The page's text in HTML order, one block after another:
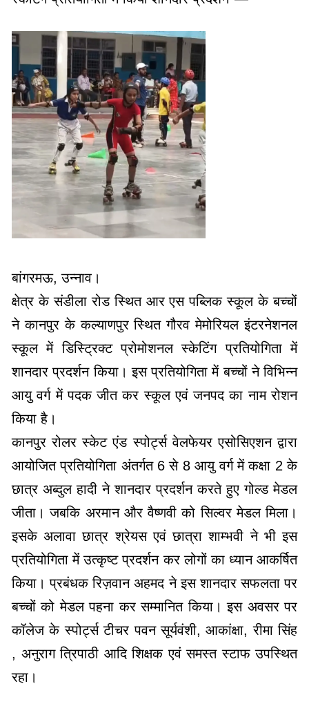
बांगरमऊ, उन्नाव।
क्षेत्र के संडीला रोड स्थित आर एस पब्लिक स्कूल के बच्चों
ने कानपुर के कल्याणपुर स्थित गौरव मेमोरियल इंटरनेशनल
स्कूल में डिस्ट्रिक्ट प्रोमोशनल स्केटिंग प्रतियोगिता में
शानदार प्रदर्शन किया। इस प्रतियोगिता में बच्चों ने विभिन्न
आयु वर्ग में पदक जीत कर स्कूल एवं जनपद का नाम रोशन
किया है।
कानपुर रोलर स्केट एंड स्पोर्ट्स वेलफेयर एसोसिएशन द्वारा
आयोजित प्रतियोगिता अंतर्गत 6 से 8 आयु वर्ग में कक्षा 2 के
छात्र अब्दुल हादी ने शानदार प्रदर्शन करते हुए गोल्ड मेडल
जीता। जबकि अरमान और वैष्णवी को सिल्वर मेडल मिला।
इसके अलावा छात्र श्रेयस एवं छात्रा शाम्भवी ने भी इस
प्रतियोगिता में उत्कृष्ट प्रदर्शन कर लोगों का ध्यान आकर्षित
किया। प्रबंधक रिज़वान अहमद ने इस शानदार सफलता पर
बच्चों को मेडल पहना कर सम्मानित किया। इस अवसर पर
कॉलेज के स्पोर्ट्स टीचर पवन सूर्यवंशी, आकांक्षा, रीमा सिंह
, अनुराग त्रिपाठी आदि शिक्षक एवं समस्त स्टाफ उपस्थित
रहा।